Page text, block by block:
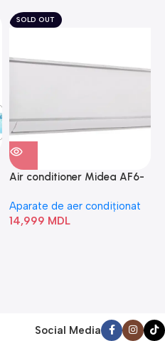
SOLD OUT
Air conditioner Midea AF6-
Aparate de aer condiționat
14,999 MDL
Social Media